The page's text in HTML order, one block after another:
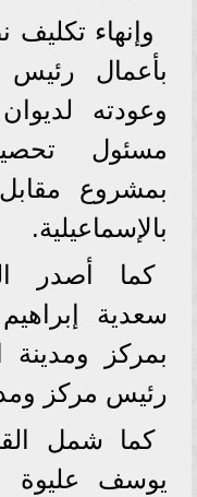
وإنهاء تكليف
بأعمال رئيس
وعودته
مسئول
بمشروع
بالإسماعيلية.
كما أصدر
سعدية
بمركز ومدينة
رئيس مركز
كما شمل
يوسف عليوة